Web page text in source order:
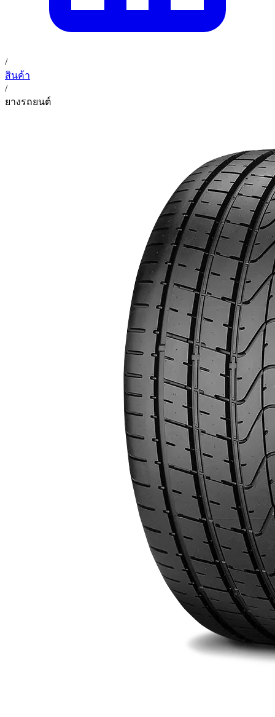
/
สินค้า
/
ยางรถยนต์